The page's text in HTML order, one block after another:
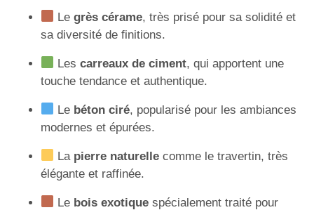
Legrès cérame, très prisé pour sa solidité et
sa diversité de finitions.
Lescarreaux de ciment, qui apportent une
touche tendance et authentique.
Le béton ciré, popularisé pour les ambiances
modernes et épurées.
La pierre naturelle comme le travertin, très
élégante et raffinée.
Le bois exotique spécialement traité pour